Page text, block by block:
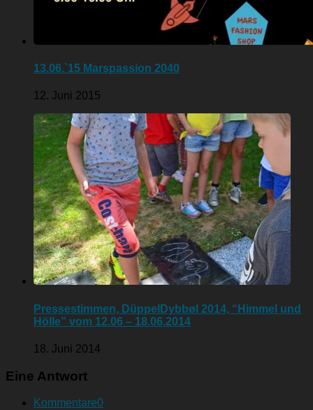
13.06.`15 Marspassion 2040
12. Juni 2015
Pressestimmen, DüppelDybbøl 2014, “Himmel und
Hölle” vom 12.06 – 18.06.2014
18. Juni 2014
Eine Antwort
Kommentare0